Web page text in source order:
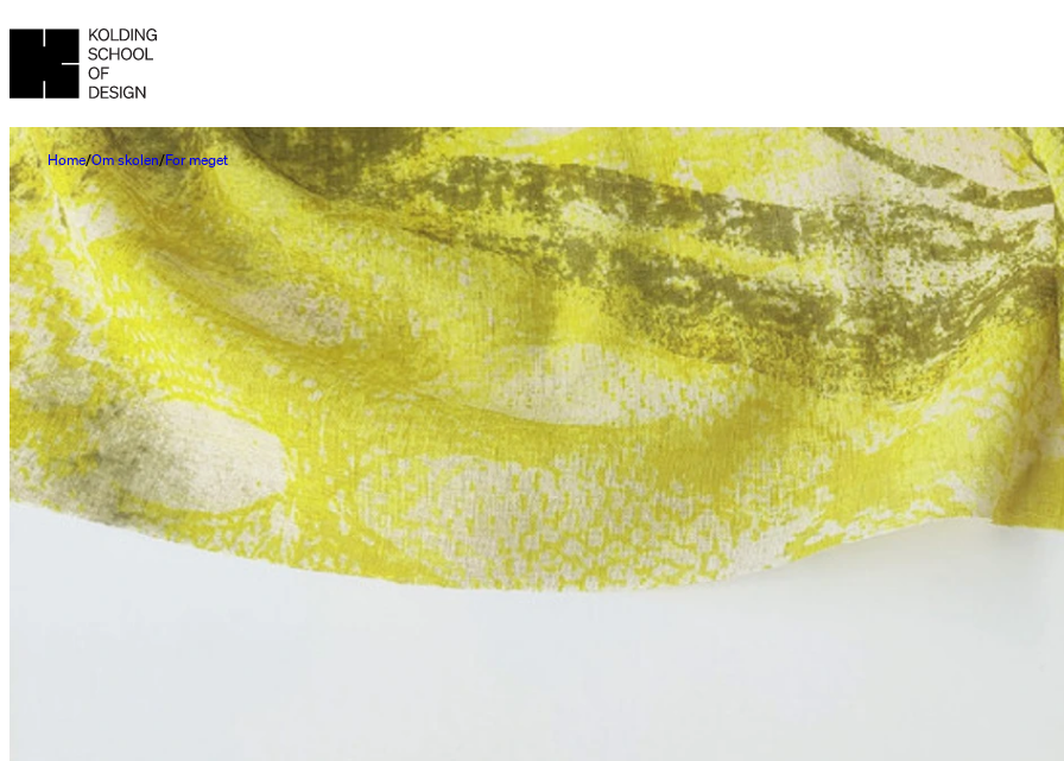
Home Om skolen For meget